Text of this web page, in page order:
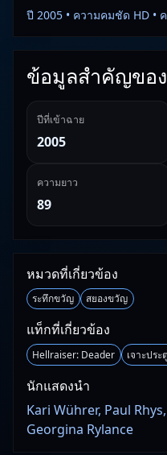
ปี 2005 • ความคมชัด HD •
ข้อมูลสำคัญของ
ปีที่เข้าฉาย
2005
ความยาว
89
หมวดที่เกี่ยวข้อง
ระทึกขวัญ สยองขวัญ
แท็กที่เกี่ยวข้อง
Hellraiser: Deader เจาะประ
นักแสดงนำ
Kari Wührer, Paul
Georgina Rylance